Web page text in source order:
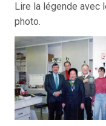
Lire la légende avec
photo.